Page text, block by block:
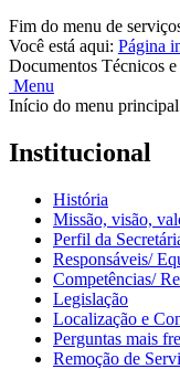
Fim do menu de
Você está aqui: Página
Documentos Técnicos
Menu
Início do menu principal
Institucional
História
Missão, visão,
Perfil da
Responsáveis/
Competências/
Legislação
Localização e
Perguntas mais
Remoção de